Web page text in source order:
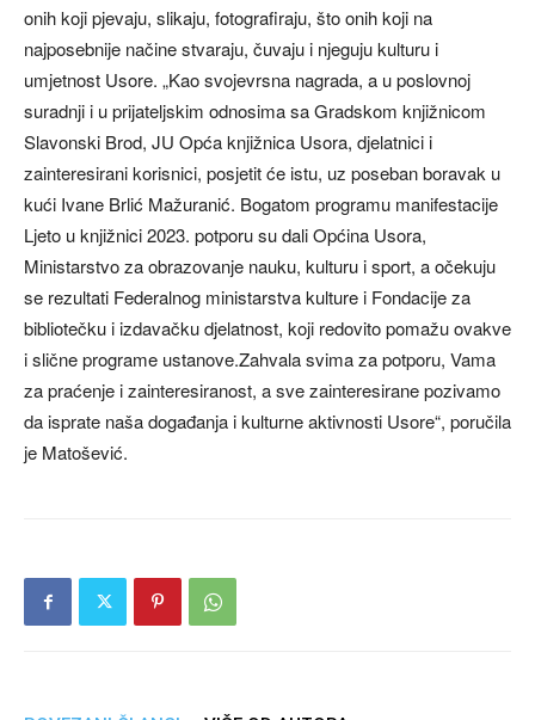
onih koji pjevaju, slikaju, fotografiraju, što onih koji na
najposebnije načine stvaraju, čuvaju i njeguju kulturu i
umjetnost Usore. „Kao svojevrsna nagrada, a u poslovnoj
suradnji i u prijateljskim odnosima sa Gradskom knjižnicom
Slavonski Brod, JU Opća knjižnica Usora, djelatnici i
zainteresirani korisnici, posjetit će istu, uz poseban boravak u
kući Ivane Brlić Mažuranić. Bogatom programu manifestacije
Ljeto u knjižnici 2023. potporu su dali Općina Usora,
Ministarstvo za obrazovanje nauku, kulturu i sport, a očekuju
se rezultati Federalnog ministarstva kulture i Fondacije za
bibliotečku i izdavačku djelatnost, koji redovito pomažu ovakve
i slične programe ustanove.Zahvala svima za potporu, Vama
za praćenje i zainteresiranost, a sve zainteresirane pozivamo
da isprate naša događanja i kulturne aktivnosti Usore“, poručila
je Matošević.